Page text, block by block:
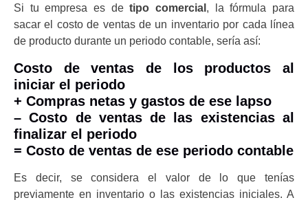
Si tu empresa es detipo comercial , la fórmula para
sacar el costo de ventas de un inventario por cada línea
de producto durante un periodo contable, sería así:
Costo de ventas de los productos al
iniciar el periodo
+ Compras netas y gastos de ese lapso
– Costo de ventas de las existencias al
finalizar el periodo
= Costo de ventas de ese periodo contable
Es decir, se considera el valor de lo que tenías
previamente en inventario o las existencias iniciales. A